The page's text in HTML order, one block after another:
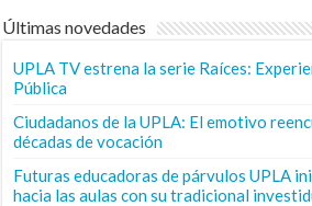
Últimas novedades
UPLA TV estrena la serie Raíces:
Pública
Ciudadanos de la UPLA: El emotivo
décadas de vocación
Futuras educadoras de párvulos UPLA
hacia las aulas con su tradicional